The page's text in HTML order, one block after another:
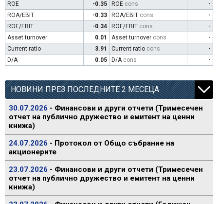
ROE
-0.35 ROE cons
-
ROA/EBIT
-0.33 ROA/EBIT cons
-
ROE/EBIT
-0.34 ROE/EBIT cons
-
Asset turnover
0.01 Asset turnover cons
-
Current ratio
3.91 Current ratio cons
-
D/A
0.05 D/A cons -
НОВИНИ ПРЕЗ ПОСЛЕДНИТЕ 2 МЕСЕЦА
30.07.2026 - Финансови и други отчети (Тримесечен
отчет на публично дружество и емитент на ценни
книжа)
24.07.2026 - Протокол от Общо събрание на
акционерите
23.07.2026 - Финансови и други отчети (Тримесечен
отчет на публично дружество и емитент на ценни
книжа)